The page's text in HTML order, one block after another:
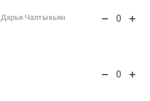
Дарья Чалтыкьян 0
0